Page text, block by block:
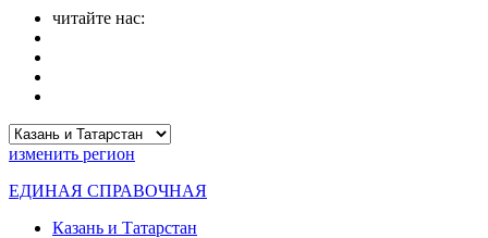
читайте нас:
изменить регион
ЕДИНАЯ СПРАВОЧНАЯ
Казань и Татарстан